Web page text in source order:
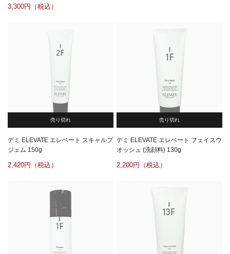
3,300
売り切れ
デミ ELEVATE エレベート スキャルプ
ジェム 150g
2,420
売り切れ
デミ ELEVATE エレベート フェイスウ
オッシュ (洗顔料) 130g
2,200